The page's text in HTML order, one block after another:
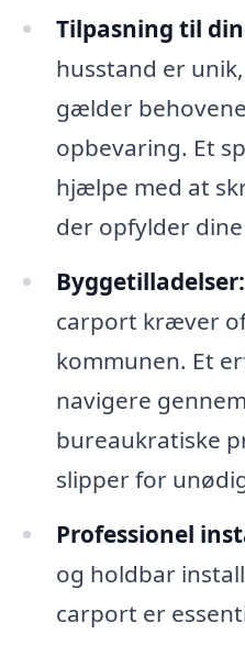
Tilpasning til
husstand er
gælder
opbevaring. Et
hjælpe med at
der opfylder
Byggetilladelser:
carport kræver
kommunen. Et
navigere
bureaukratiske
slipper for
Professionel
og holdbar
carport er